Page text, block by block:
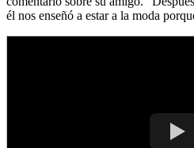
él nos enseñó a estar a la moda